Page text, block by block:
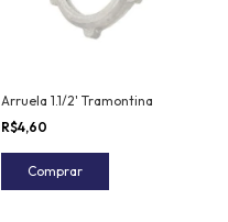
Arruela 1.1/2' Tramontina
R$4,60
Comprar